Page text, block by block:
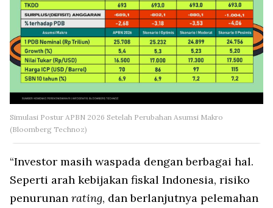
Simulasi Postur APBN 2026 Setelah Perubahan Asumsi Makro
(Bloomberg Technoz)
“Investor masih waspada dengan berbagai hal.
Seperti arah kebijakan fiskal Indonesia, risiko
penurunan rating, dan berlanjutnya pelemahan